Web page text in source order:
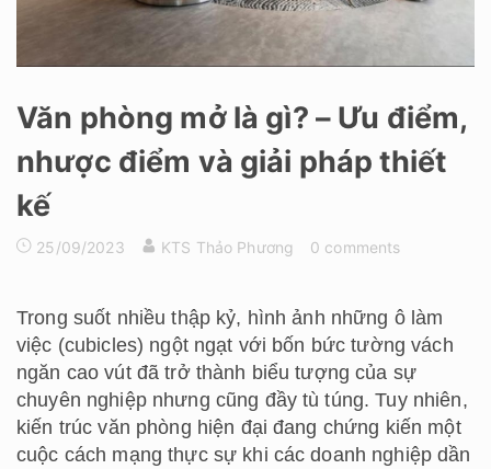
Văn phòng mở là gì? – Ưu điểm,
nhược điểm và giải pháp thiết
kế
25/09/2023 KTS Thảo Phương 0 comments
Trong suốt nhiều thập kỷ, hình ảnh những ô làm
việc (cubicles) ngột ngạt với bốn bức tường vách
ngăn cao vút đã trở thành biểu tượng của sự
chuyên nghiệp nhưng cũng đầy tù túng. Tuy nhiên,
kiến trúc văn phòng hiện đại đang chứng kiến một
cuộc cách mạng thực sự khi các doanh nghiệp dần